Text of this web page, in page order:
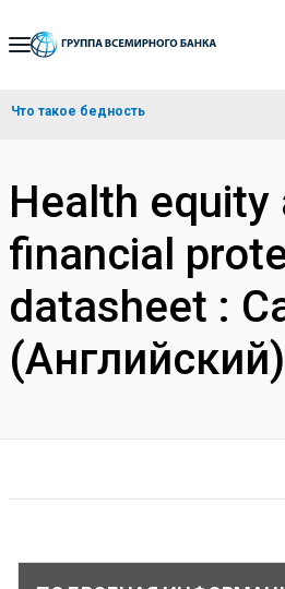
Skip
Navigation
Что такое бедность
Health equity
financial
datasheet :
(Английский)